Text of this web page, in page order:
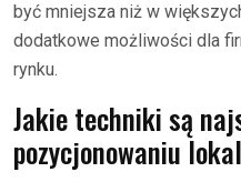
być mniejsza niż w
dodatkowe możliwości dla
rynku.
Jakie techniki są
pozycjonowaniu